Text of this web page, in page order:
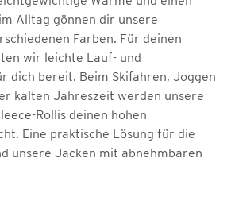
Alltag gönnen dir unsere
Farben. Für deinen
wir leichte Lauf- und
dich bereit. Beim Skifahren, Joggen
kalten Jahreszeit werden unsere
Rollis deinen hohen
Eine praktische Lösung für die
unsere Jacken mit abnehmbaren